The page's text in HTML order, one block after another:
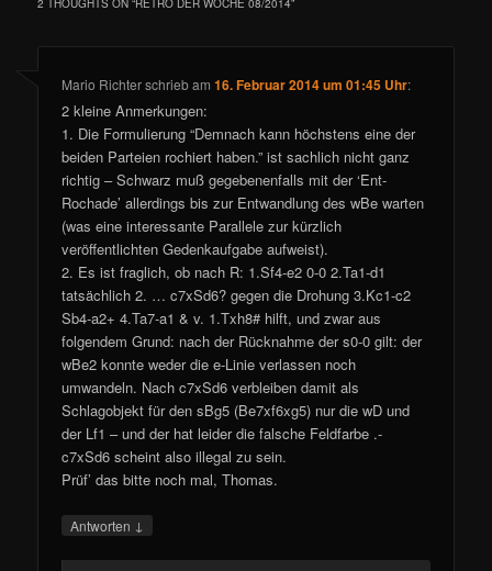
2 THOUGHTS ON “RETRO DER WOCHE 08/2014”
Mario Richterschriebam16. Februar 2014 um 01:45 Uhr:
2 kleine Anmerkungen:
1. Die Formulierung “Demnach kann höchstens eine der
beiden Parteien rochiert haben.” ist sachlich nicht ganz
richtig – Schwarz muß gegebenenfalls mit der ‘Ent-
Rochade’ allerdings bis zur Entwandlung des wBe warten
(was eine interessante Parallele zur kürzlich
veröffentlichten Gedenkaufgabe aufweist).
2. Es ist fraglich, ob nach R: 1.Sf4-e2 0-0 2.Ta1-d1
tatsächlich 2. … c7xSd6? gegen die Drohung 3.Kc1-c2
Sb4-a2+ 4.Ta7-a1 & v. 1.Txh8# hilft, und zwar aus
folgendem Grund: nach der Rücknahme der s0-0 gilt: der
wBe2 konnte weder die e-Linie verlassen noch
umwandeln. Nach c7xSd6 verbleiben damit als
Schlagobjekt für den sBg5 (Be7xf6xg5) nur die wD und
der Lf1 – und der hat leider die falsche Feldfarbe .-
c7xSd6 scheint also illegal zu sein.
Prüf’ das bitte noch mal, Thomas.
Antworten ↓